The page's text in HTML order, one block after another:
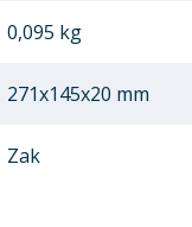
0,095 kg
271x145x20 mm
Zak